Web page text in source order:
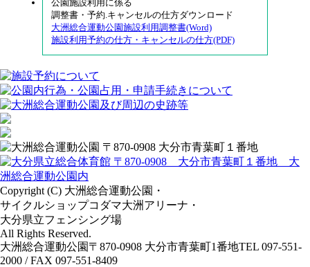
公園施設利用に係る
調整書・予約.キャンセルの仕方ダウンロード
大洲総合運動公園施設利用調整書(Word)
施設利用予約の仕方・キャンセルの仕方(PDF)
Copyright (C) 大洲総合運動公園・
サイクルショップコダマ大洲アリーナ・
大分県立フェンシング場
All Rights Reserved.
大洲総合運動公園 〒870-0908 大分市青葉町1番地TEL 097-551-
2000 / FAX 097-551-8409